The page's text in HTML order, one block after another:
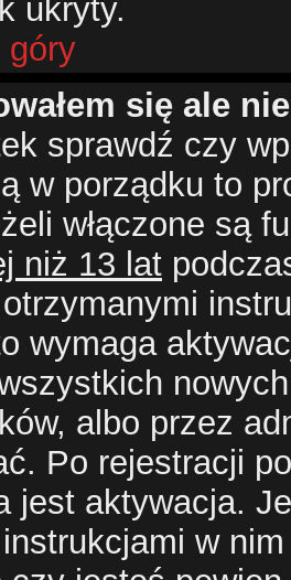
ukryty.
góry
się ale
sprawdź czy
w porządku to
włączone są
niż 13 lat
wymaga
albo przez
Po rejestracji
jest aktywacja.
w